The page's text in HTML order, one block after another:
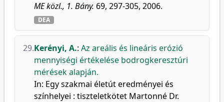
ME közl., 1. Bány. 69, 297-305, 2006.
DEA
29.Kerényi, A.: Az areális és lineáris erózió
mennyiségi értékelése bodrogkeresztúri
mérések alapján.
In: Egy szakmai életút eredményei és
színhelyei : tiszteletkötet Martonné Dr.